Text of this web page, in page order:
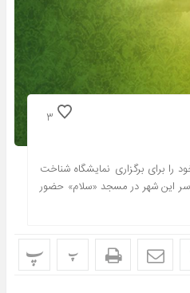
3
را برای برگزاری نمایشگاه شناخت
شبستان به نقل از روزنامه لانکاشایر اونینگ پست، بیش از ۳۰۰ نفر از سراسر این شهر در مسجد «سلام» حضور
پ پ